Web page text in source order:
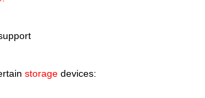
storage devices: